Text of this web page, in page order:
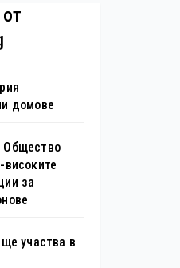
в Европа
домове
Общество
високите
за
участва в